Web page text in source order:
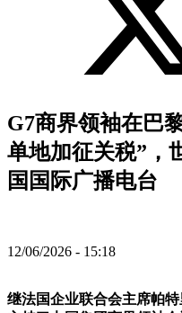
G7商界领袖在巴
单地加征关税”，
国国际广播电台
12/06/2026 - 15:18
继法国企业联合会主席帕